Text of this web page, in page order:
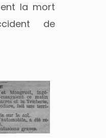
la mort
de